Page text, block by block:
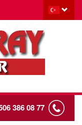
386 08 77